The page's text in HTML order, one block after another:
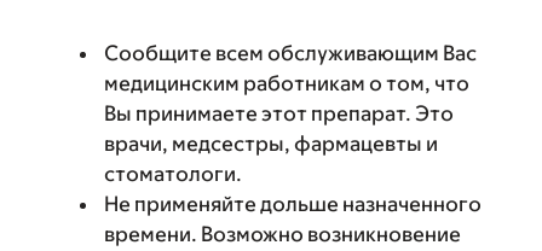
Сообщите всем обслуживающим Вас
медицинским работникам о том, что
Вы принимаете этот препарат. Это
врачи, медсестры, фармацевты и
стоматологи.
Не применяйте дольше назначенного
времени. Возможно возникновение